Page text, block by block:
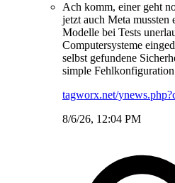
Ach komm, einer geht
jetzt auch Meta mussten
Modelle bei Tests
Computersysteme
selbst gefundene
simple
tagworx.net/
8/6/26, 12:04 PM